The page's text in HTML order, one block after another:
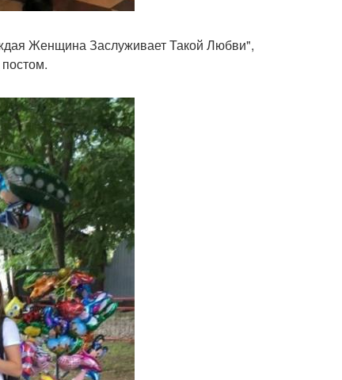
Женщина Заслуживает Такой Любви",